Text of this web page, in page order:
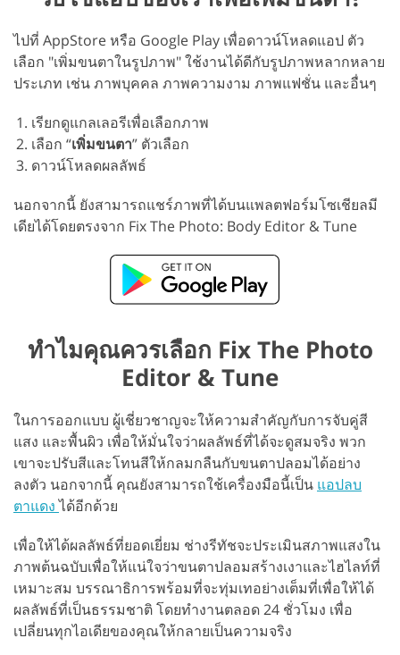
ไปที่ AppStore หรือ Google Play เพื่อดาวน์โหลดแอป ตัว
เลือก "เพิ่มขนตาในรูปภาพ" ใช้งานได้ดีกับรูปภาพหลากหลาย
ประเภท เช่น ภาพบุคคล ภาพความงาม ภาพแฟชั่น และอื่นๆ
เรียกดูแกลเลอรีเพื่อเลือกภาพ
เลือก “เพิ่มขนตา” ตัวเลือก
ดาวน์โหลดผลลัพธ์
นอกจากนี้ ยังสามารถแชร์ภาพที่ได้บนแพลตฟอร์มโซเชียลมี
เดียได้โดยตรงจาก Fix The Photo: Body Editor & Tune
ทำไมคุณควรเลือก Fix The Photo
Editor & Tune
ในการออกแบบ ผู้เชี่ยวชาญจะให้ความสำคัญกับการจับคู่สี
แสง และพื้นผิว เพื่อให้มั่นใจว่าผลลัพธ์ที่ได้จะดูสมจริง พวก
เขาจะปรับสีและโทนสีให้กลมกลืนกับขนตาปลอมได้อย่าง
ลงตัว นอกจากนี้ คุณยังสามารถใช้เครื่องมือนี้เป็น แอปลบ
ตาแดงได้อีกด้วย
เพื่อให้ได้ผลลัพธ์ที่ยอดเยี่ยม ช่างรีทัชจะประเมินสภาพแสงใน
ภาพต้นฉบับเพื่อให้แน่ใจว่าขนตาปลอมสร้างเงาและไฮไลท์ที่
เหมาะสม บรรณาธิการพร้อมที่จะทุ่มเทอย่างเต็มที่เพื่อให้ได้
ผลลัพธ์ที่เป็นธรรมชาติ โดยทำงานตลอด 24 ชั่วโมง เพื่อ
เปลี่ยนทุกไอเดียของคุณให้กลายเป็นความจริง